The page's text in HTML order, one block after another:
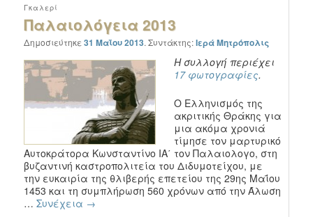
Παλαιολόγεια 2013
Γκαλερί
Δημοσιεύτηκε31 Μαΐου 2013.Συντάκτης:Ιερά Μητρόπολις
Η συλλογή περιέχει
17 φωτογραφίες.
Ο Ελληνισμός της
ακριτικής Θράκης για
μια ακόμα χρονιά
τίμησε τον μαρτυρικό
Αυτοκράτορα Κωνσταντίνο ΙΑ΄ τον Παλαιολογο, στη
βυζαντινή καστροπολιτεία του Διδυμοτείχου, με
την ευκαιρία της θλιβερής επετείου της 29ης Μαΐου
1453 και τη συμπλήρωση 560 χρόνων από την Άλωση
…Συνέχεια →